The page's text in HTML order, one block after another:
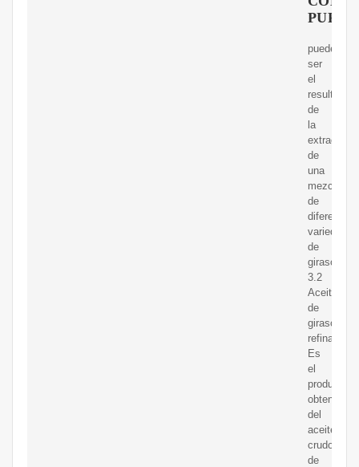
PURO
puede
ser
el
resultado
de
la
extracción
de
una
mezcla
de
diferentes
variedades
de
girasol.
3.2
Aceite
de
girasol
refinado
Es
el
producto
obtenido
del
aceite
crudo
de